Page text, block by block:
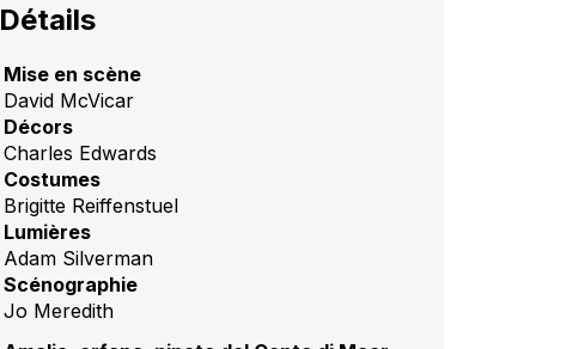
Détails
Mise en scène
David McVicar
Décors
Charles Edwards
Costumes
Brigitte Reiffenstuel
Lumières
Adam Silverman
Scénographie
Jo Meredith